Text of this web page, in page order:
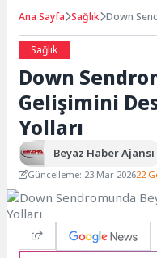
Ana Sayfa Sağlık Down
Sağlık
Down
Gelişimini
Yolları
Beyaz Haber Ajansı
Güncelleme: 23 Mar 202622